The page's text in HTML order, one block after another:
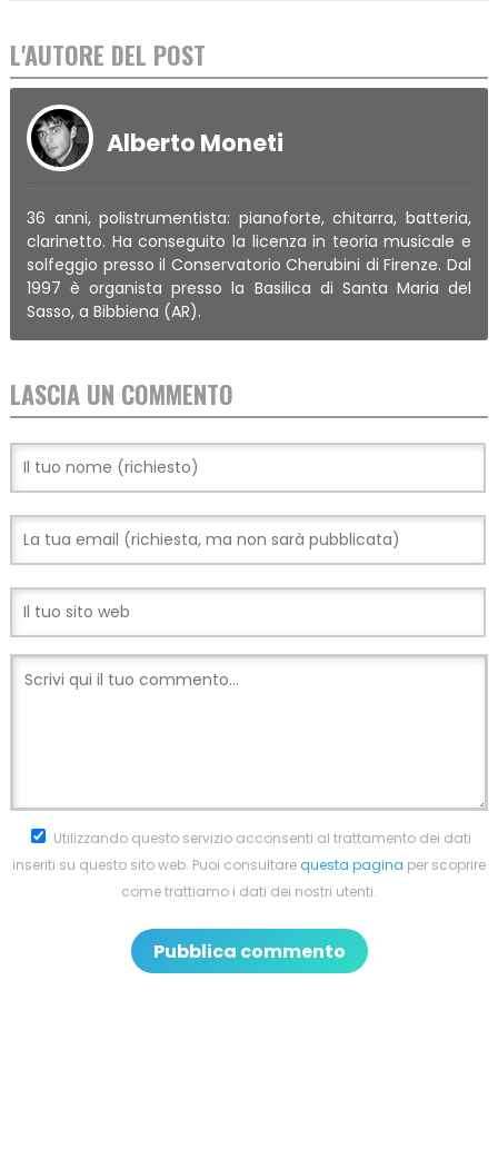
L'AUTORE DEL POST
Alberto Moneti
36 anni, polistrumentista: pianoforte, chitarra, batteria,
clarinetto. Ha conseguito la licenza in teoria musicale e
solfeggio presso il Conservatorio Cherubini di Firenze. Dal
1997 è organista presso la Basilica di Santa Maria del
Sasso, a Bibbiena (AR).
LASCIA UN COMMENTO
Utilizzando questo servizio acconsenti al trattamento dei dati
inseriti su questo sito web. Puoi consultarequesta pagina per scoprire
come trattiamo i dati dei nostri utenti.